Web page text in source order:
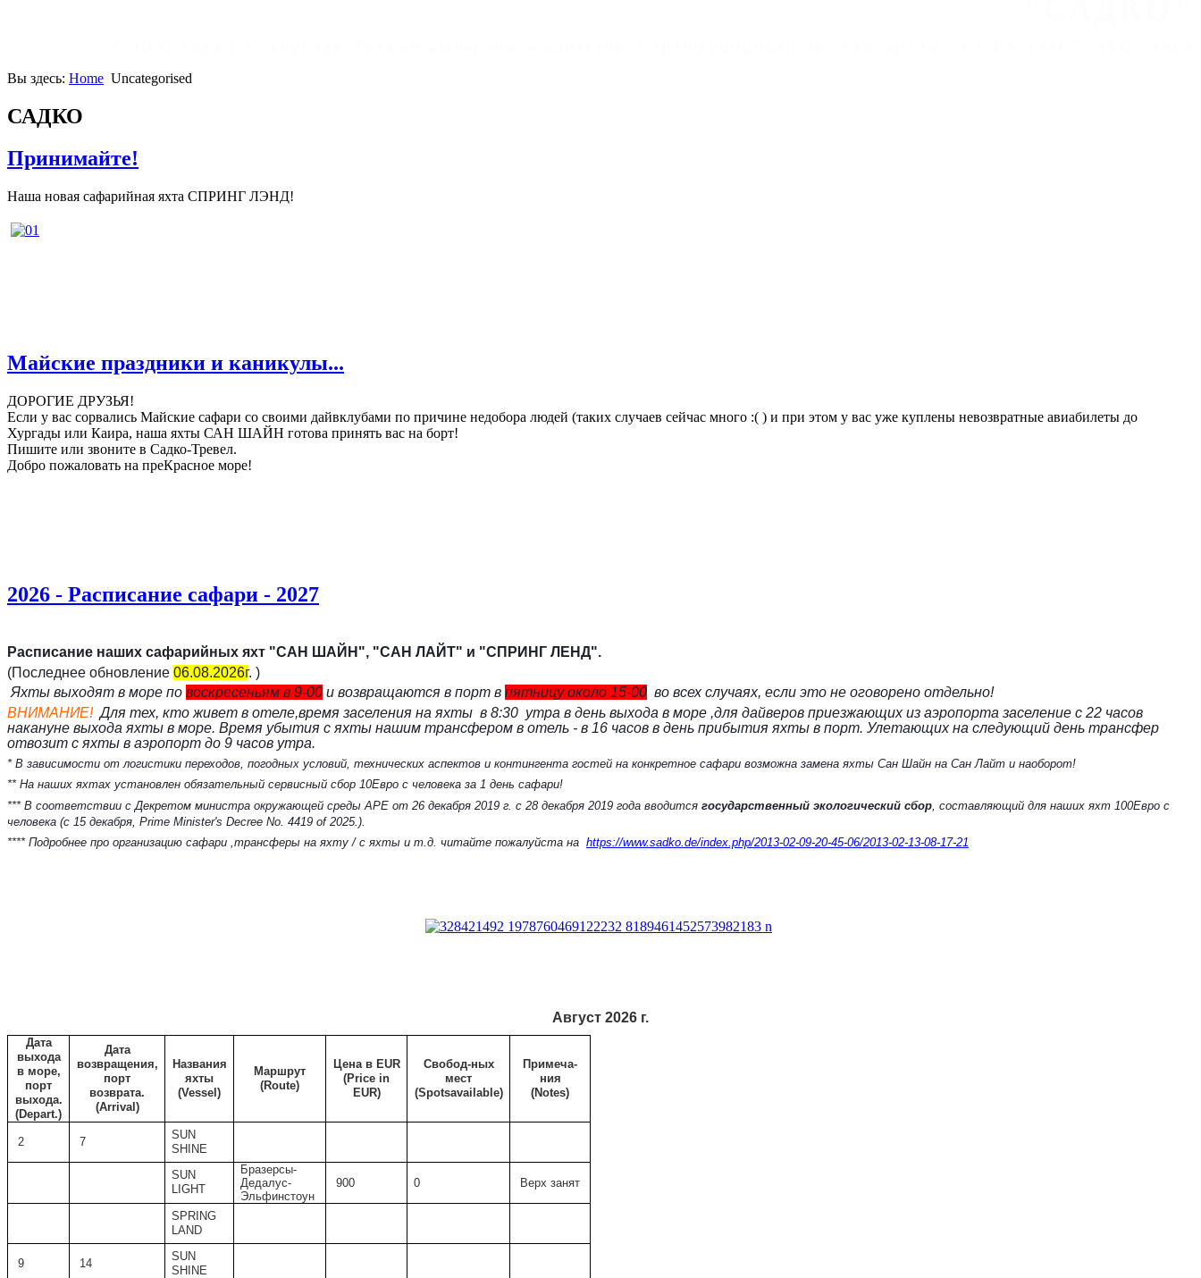
Вы здесь: Home Uncategorised
САДКО
Принимайте!
Наша новая сафарийная яхта СПРИНГ ЛЭНД!
Майские праздники и каникулы...
ДОРОГИЕ ДРУЗЬЯ!
Если у вас сорвались Майские сафари со своими дайвклубами по причине недобора людей (таких случаев сейчас много :( ) и при этом у вас уже куплены невозвратные авиабилеты до
Хургады или Каира, наша яхты САН ШАЙН готова принять вас на борт!
Пишите или звоните в Садко-Тревел.
Добро пожаловать на преКрасное море!
2026 - Расписание сафари - 2027
Расписание наших сафарийных яхт "САН ШАЙН", "САН ЛАЙТ" и "СПРИНГ ЛЕНД".
(Последнее обновление 06.08.2026г. )
Яхты выходят в море по воскресеньям в 9-00 и возвращаются в порт в пятницу около 15-00 во всех случаях, если это не оговорено отдельно!
ВНИМАНИЕ!Для тех, кто живет в отеле,время заселения на яхты в 8:30 утра в день выхода в море ,для дайверов приезжающих из аэропорта заселение с 22 часов
накануне выхода яхты в море. Время убытия с яхты нашим трансфером в отель - в 16 часов в день прибытия яхты в порт. Улетающих на следующий день трансфер
отвозит с яхты в аэропорт до 9 часов утра.
* В зависимости от логистики переходов, погодных условий, технических аспектов и контингента гостей на конкретное сафари возможна замена яхты Сан Шайн на Сан Лайт и наоборот!
** На наших яхтах установлен обязательный сервисный сбор 10Евро с человека за 1 день сафари!
*** В соответствии с Декретом министра окружающей среды АРЕ от 26 декабря 2019 г. с 28 декабря 2019 года вводится государственный экологический сбор , составляющий для наших яхт 100Евро с
человека (с 15 декабря, Prime Minister's Decree No. 4419 of 2025.).
**** Подробнее про организацию сафари ,трансферы на яхту / с яхты и т.д. читайте пожалуйста на https://www.sadko.de/index.php/2013-02-09-20-45-06/2013-02-13-08-17-21
Август 2026 г.
Дата
выхода
в море,
порт
выхода.
(Depart.)
Дата
возвращения,
порт
возврата.
(Arrival)
Названия
яхты
(Vessel)
Маршрут
(Route)
ЦенавEUR
(Price in
EUR)
Свобод-ных
мест
(Spotsavailable)
Примеча-
ния
(Notes)
2 7
SUN
SHINE
SUN
LIGHT
Бразерсы-
Дедалус-
Эльфинстоун
900 0 Верх занят
SPRING
LAND
9 14
SUN
SHINE